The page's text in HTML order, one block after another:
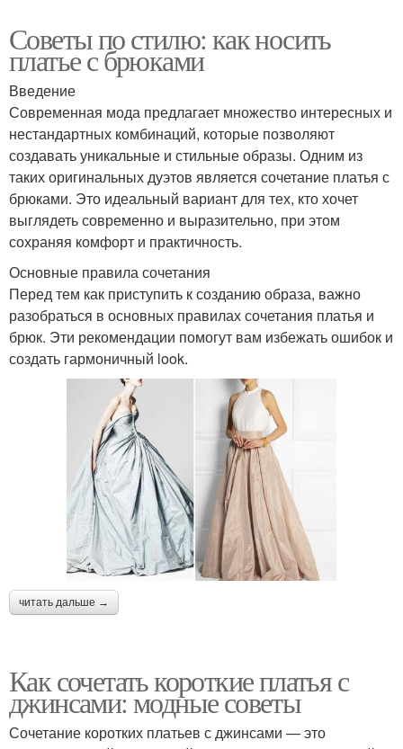
Советы по стилю: как носить
платье с брюками
Введение
Современная мода предлагает множество интересных и
нестандартных комбинаций, которые позволяют
создавать уникальные и стильные образы. Одним из
таких оригинальных дуэтов является сочетание платья с
брюками. Это идеальный вариант для тех, кто хочет
выглядеть современно и выразительно, при этом
сохраняя комфорт и практичность.
Основные правила сочетания
Перед тем как приступить к созданию образа, важно
разобраться в основных правилах сочетания платья и
брюк. Эти рекомендации помогут вам избежать ошибок и
создать гармоничный look.
читать дальше →
Как сочетать короткие платья с
джинсами: модные советы
Сочетание коротких платьев с джинсами — это